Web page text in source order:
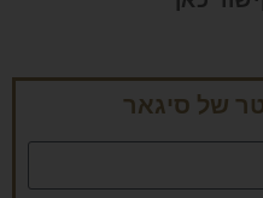
של סיגאר